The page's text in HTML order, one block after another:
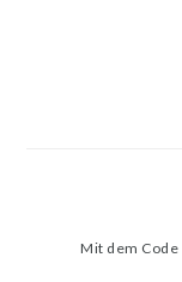
Mit dem Code